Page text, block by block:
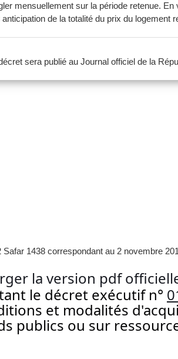
mensuellement sur la période retenue.
de la totalité du prix du logement
sera publié au Journal officiel de la
Safar 1438 correspondant au 2 novembre
la version pdf
le décret exécutif n°
et modalités
publics ou sur